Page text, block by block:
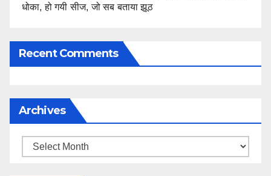
धोका, हो गयी सीज, जो सब बताया झूठ
Recent Comments
Archives
Archives